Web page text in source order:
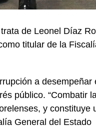
de Leonel Díaz
titular de la
a desempeñar
público. “Combatir
y constituye
General del Estado